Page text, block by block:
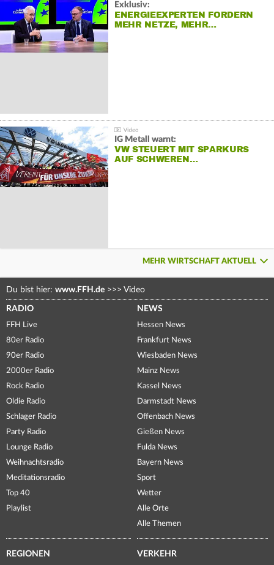
Exklusiv:
ENERGIEEXPERTEN FORDERN
MEHR NETZE, MEHR…
IG Metall warnt:
VW STEUERT MIT SPARKURS
AUF SCHWEREN…
MEHR WIRTSCHAFT AKTUELL
Du bist hier: www.FFH.de >>> Video
RADIO
FFH Live
80er Radio
90er Radio
2000er Radio
Rock Radio
Oldie Radio
Schlager Radio
Party Radio
Lounge Radio
Weihnachtsradio
Meditationsradio
Top 40
Playlist
NEWS
Hessen News
Frankfurt News
Wiesbaden News
Mainz News
Kassel News
Darmstadt News
Offenbach News
Gießen News
Fulda News
Bayern News
Sport
Wetter
Alle Orte
Alle Themen
REGIONEN VERKEHR